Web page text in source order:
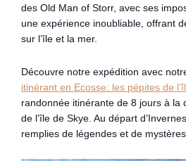
des Old Man of Storr, avec ses
une expérience inoubliable, offrant
sur l’île et la mer.
Découvre notre expédition avec
itinérant en Ecosse: les pépites de
randonnée itinérante de 8 jours à la
de l’île de Skye. Au départ
remplies de légendes et de